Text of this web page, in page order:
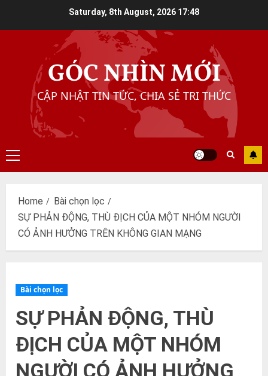
Saturday, 8th August, 2026 17:48
GÓC NHÌN MỚI
CẬP NHẬT TIN TỨC, CHIA SẺ TRI THỨC
Primary
Menu
Home
Bài chọn lọc
SỰ PHẢN ĐỘNG, THÙ ĐỊCH CỦA MỘT NHÓM NGƯỜI
CÓ ẢNH HƯỞNG TRÊN KHÔNG GIAN MẠNG
Bài chọn lọc
SỰ PHẢN ĐỘNG, THÙ
ĐỊCH CỦA MỘT NHÓM
NGƯỜI CÓ ẢNH HƯỞNG